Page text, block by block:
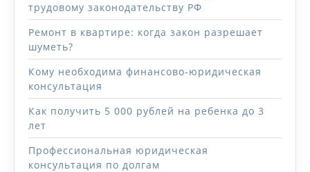
трудовому законодательству РФ
Ремонт в квартире: когда закон разрешает
шуметь?
Кому необходима финансово-юридическая
консультация
Как получить 5 000 рублей на ребенка до 3
лет
Профессиональная юридическая
консультация по долгам